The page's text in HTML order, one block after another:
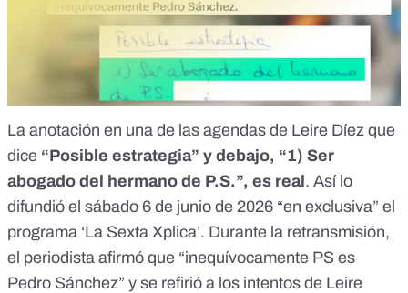
La anotación en una de las agendas de Leire Díez que
dice “Posible estrategia” y debajo, “1) Ser
abogado del hermano de P.S.”, es real. Así lo
difundió el sábado 6 de junio de 2026 “en exclusiva” el
programa ‘La Sexta Xplica’. Durante la retransmisión,
el periodista afirmó que “inequívocamente PS es
Pedro Sánchez” y se refirió a los intentos de Leire